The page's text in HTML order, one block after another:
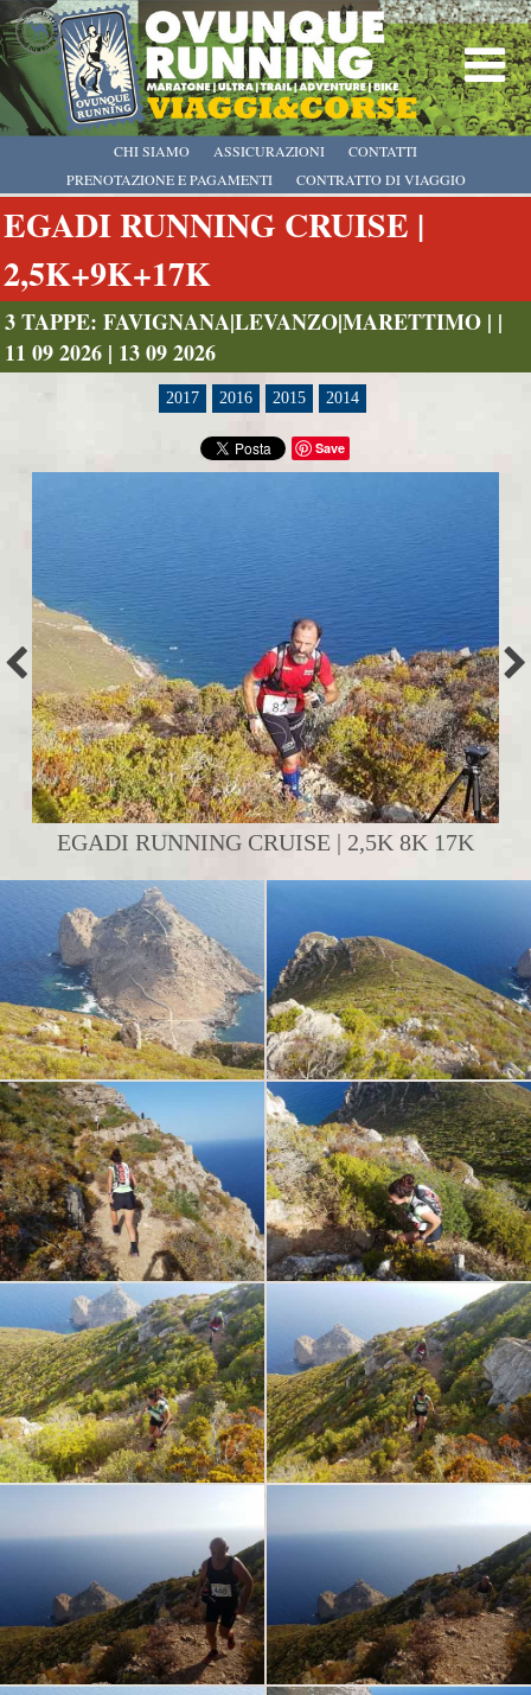
CHI SIAMO
PRENOTAZIONE E PAGAMENTI
CONTRATTO DI VIAGGIO
ASSICURAZIONI CONTATTI
EGADI RUNNING CRUISE |
2,5K+9K+17K
3 TAPPE: FAVIGNANA|LEVANZO|MARETTIMO | |
11 09 2026 | 13 09 2026
2017 2016 2015 2014
Save
EGADI RUNNING CRUISE | 2,5K 8K 17K